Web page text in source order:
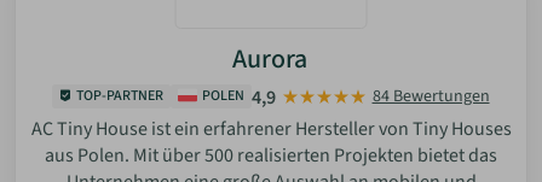
Aurora
TOP-PARTNER POLEN 4,9 84 Bewertungen
AC Tiny House ist ein erfahrener Hersteller von Tiny Houses
aus Polen. Mit über 500 realisierten Projekten bietet das